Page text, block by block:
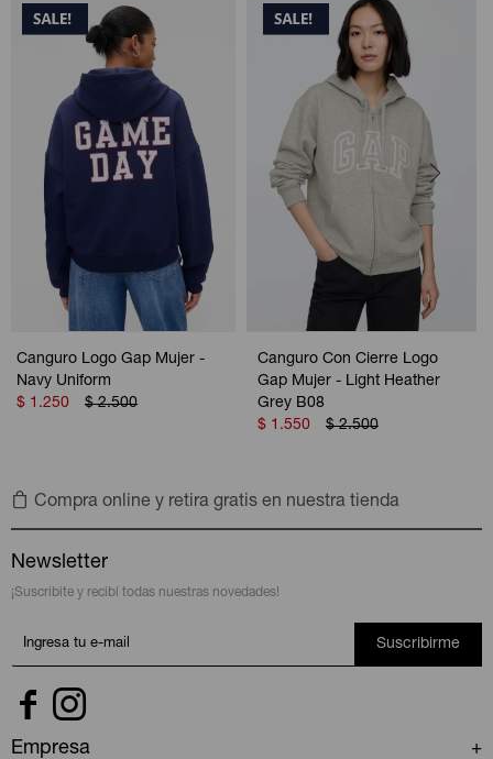
Canguro Logo Gap Mujer -
Navy Uniform
$ 1.250 $ 2.500
Canguro Con Cierre Logo
Gap Mujer - Light Heather
Grey B08
$ 1.550 $ 2.500
Compra online y retira gratis en nuestra tienda
Newsletter
¡Suscribite y recibí todas nuestras novedades!
Suscribirme
 
Empresa